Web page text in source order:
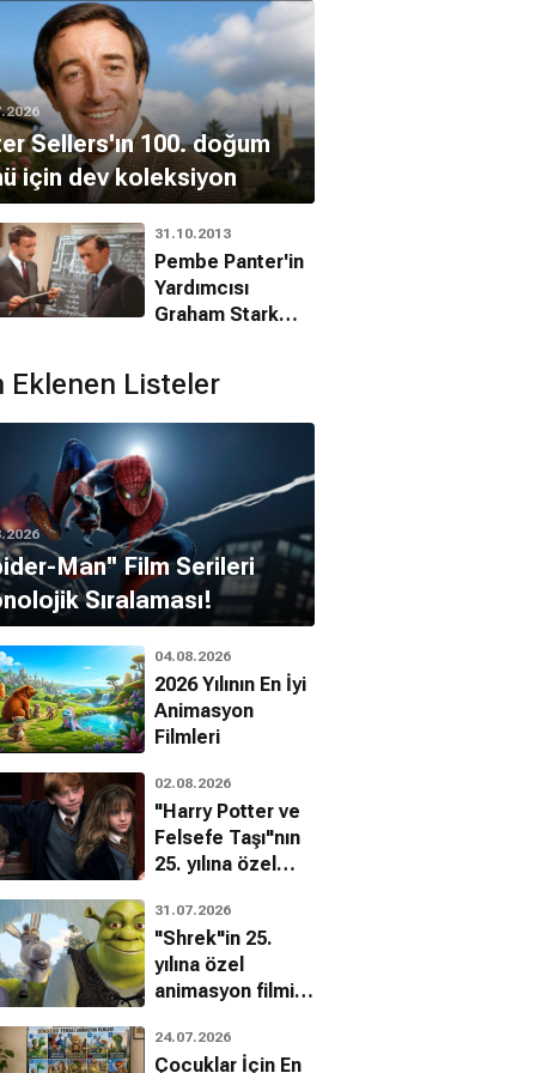
Sellers'ın 100. doğum
için dev koleksiyon
31.10.2013
Pembe Panter'in
Yardımcısı
Graham Stark
Eklenen Listeler
Man'' Film Serileri
Sıralaması!
04.08.2026
2026 Yılının En İyi
Animasyon
Filmleri
02.08.2026
"Harry Potter ve
Felsefe Taşı"nın
25. yılına özel
bilinmeyenleri!
31.07.2026
"Shrek"in 25.
yılına özel
animasyon filmin
24.07.2026
Çocuklar İçin En